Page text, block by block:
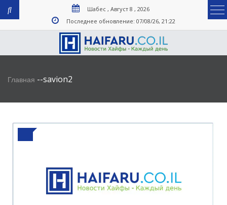
Шабес , Август 8 , 2026
Последнее обновление: 07/08/26, 21:22
Главная --savion2